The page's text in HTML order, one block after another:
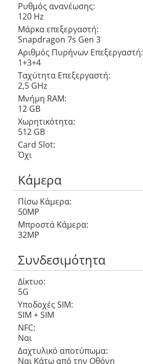
Ρυθμός ανανέωσης:
120 Hz
Μάρκα επεξεργαστή:
Snapdragon 7s Gen 3
Αριθμός Πυρήνων Eπεξεργαστή:
1+3+4
Ταχύτητα Επεξεργαστή:
2,5 GHz
Μνήμη RAM:
12 GB
Χωρητικότητα:
512 GB
Card Slot:
Όχι
Κάμερα
Πίσω Κάμερα:
50MP
Μπροστά Κάμερα:
32MP
Συνδεσιμότητα
Δίκτυο:
5G
Υποδοχές SIM:
SIM + SIM
NFC:
Ναι
Δαχτυλικό αποτύπωμα:
Ναι Κάτω από την Οθόνη